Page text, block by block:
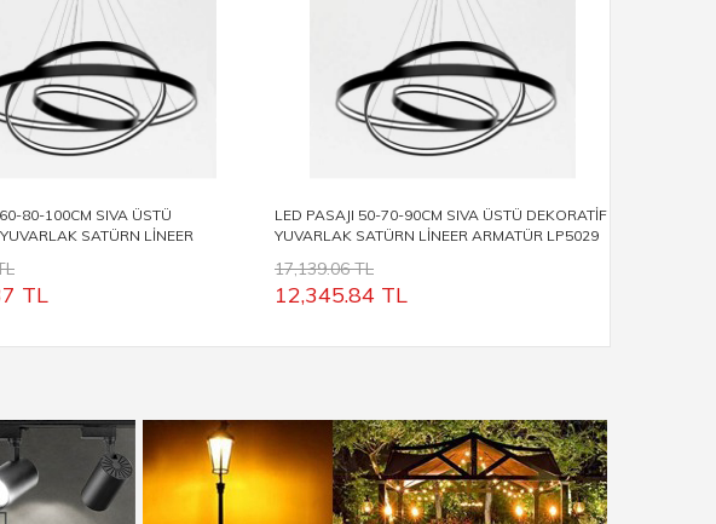
80-100CM SIVA ÜSTÜ
SATÜRN LİNEER
TL
LED PASAJI 50-70-90CM SIVA ÜSTÜ DEKORATİF
YUVARLAK SATÜRN LİNEER ARMATÜR LP5029
17,139.06 TL
12,345.84 TL